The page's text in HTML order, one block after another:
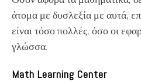
άτομα με δυσλεξία με αυτά,
είναι τόσο πολλές, όσο οι
γλώσσα.
Math Learning Center